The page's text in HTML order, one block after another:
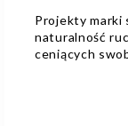
Projekty marki
naturalność
ceniących